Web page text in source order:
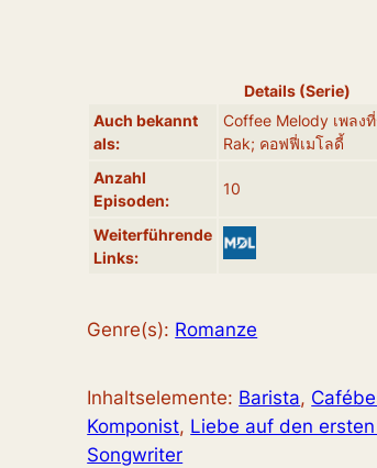
Details (Serie)
Auch bekannt
als:
Coffee Melody เพลง
Rak; คอฟฟี่เมโลดี้
Anzahl
Episoden:
10
Weiterführende
Links:
Genre(s): Romanze
Inhaltselemente: Barista,
Komponist, Liebe auf den
Songwriter